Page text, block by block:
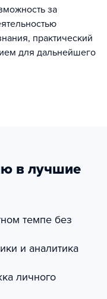
за
практический
для дальнейшего
в лучшие
темпе без
и аналитика
личного